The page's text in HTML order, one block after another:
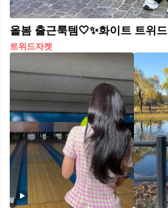
올봄 출근룩템🤍✨화이트 트위드
트위드자켓